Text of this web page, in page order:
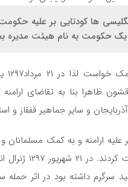
به تحریک انگلیسی ها کودتایی بر
حکومت به نام هیئت مدیره
ظاهرا بنا به تقاضای
و سایر جماهیر قفقاز و
ارامنه و به کمک مسلمانان
اشغال و به
سرگرم داشته بود در اثر